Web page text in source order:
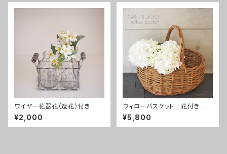
ワイヤー花器花（造花）付き
¥2,000
ウィローバスケット 花付き あ
じさい白
¥5,800